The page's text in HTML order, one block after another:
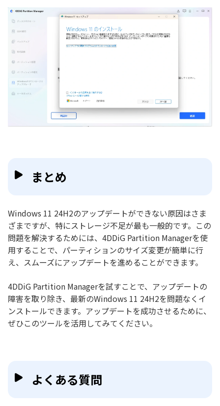
まとめ
Windows 11 24H2のアップデートができない原因はさま
ざまですが、特にストレージ不足が最も一般的です。この
問題を解決するためには、4DDiG Partition Managerを使
用することで、パーティションのサイズ変更が簡単に行
え、スムーズにアップデートを進めることができます。
4DDiG Partition Managerを試すことで、アップデートの
障害を取り除き、最新のWindows 11 24H2を問題なくイ
ンストールできます。アップデートを成功させるために、
ぜひこのツールを活用してみてください。
よくある質問